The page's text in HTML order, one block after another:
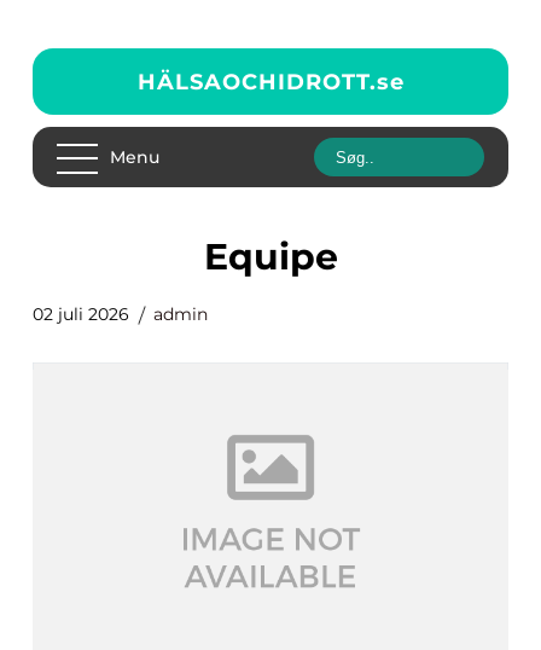
HÄLSAOCHIDROTT.se
Menu
Equipe
02 juli 2026 admin